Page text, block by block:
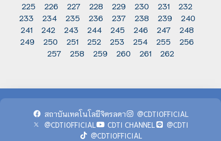
225
226 227 228 229 230 231
232
233
234 235 236 237 238 239
240
241
242 243 244 245 246 247
248
249
250 251 252 253 254 255
256
257
258 259 260 261 262
สถาบันเทคโนโลยีจิตรลดา
@CDTIOFFICIAL
@CDTIOFFICIAL
CDTI CHANNEL
@CDTI
@CDTIOFFICIAL